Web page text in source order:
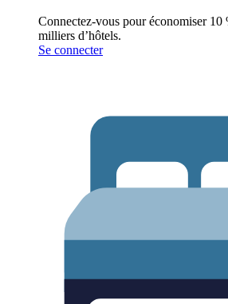
Connectez-vous pour économiser 10
milliers d’hôtels.
Se connecter